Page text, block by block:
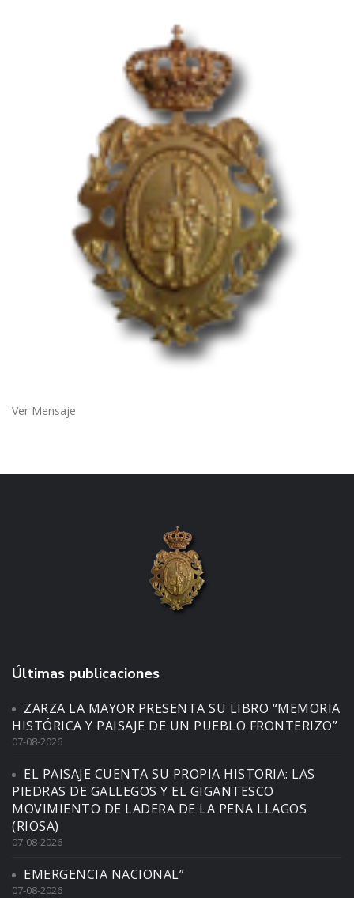
Ver Mensaje
Últimas publicaciones
ZARZA LA MAYOR PRESENTA SU LIBRO “MEMORIA
HISTÓRICA Y PAISAJE DE UN PUEBLO FRONTERIZO”
07-08-2026
EL PAISAJE CUENTA SU PROPIA HISTORIA: LAS
PIEDRAS DE GALLEGOS Y EL GIGANTESCO
MOVIMIENTO DE LADERA DE LA PENA LLAGOS
(RIOSA)
07-08-2026
EMERGENCIA NACIONAL”
07-08-2026